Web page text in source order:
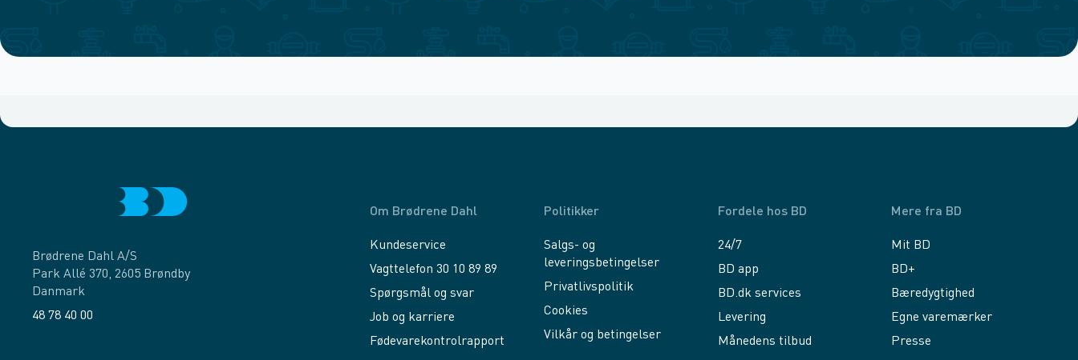
Brødrene Dahl A/S
Park Allé 370, 2605 Brøndby
Danmark
48 78 40 00
Om Brødrene Dahl
Kundeservice
Vagttelefon 30 10 89 89
Spørgsmål og svar
Job og karriere
Fødevarekontrolrapport
Politikker
Salgs- og
leveringsbetingelser
Privatlivspolitik
Cookies
Vilkår og betingelser
Fordele hos BD
24/7
BD app
BD.dk services
Levering
Månedens tilbud
Mere fra BD
Mit BD
BD+
Bæredygtighed
Egne varemærker
Presse